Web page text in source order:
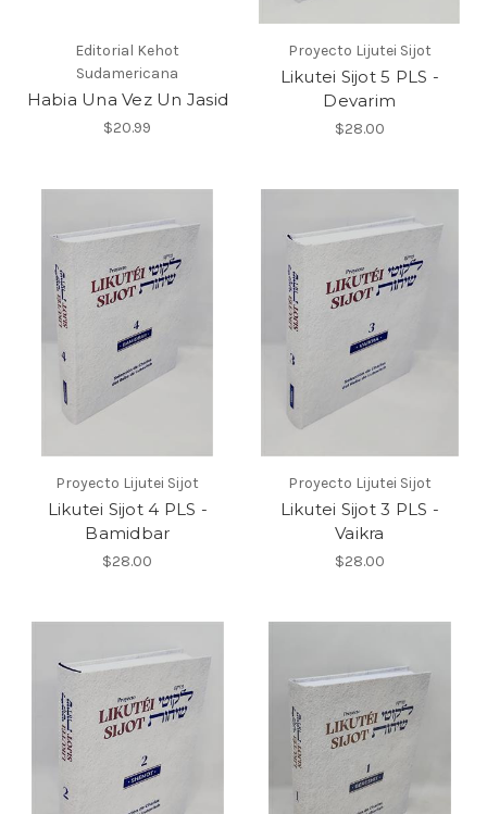
Editorial Kehot
Sudamericana
Habia Una Vez Un Jasid
$20.99
Proyecto Lijutei Sijot
Likutei Sijot 5 PLS -
Devarim
$28.00
Proyecto Lijutei Sijot
Likutei Sijot 4 PLS -
Bamidbar
$28.00
Proyecto Lijutei Sijot
Likutei Sijot 3 PLS -
Vaikra
$28.00